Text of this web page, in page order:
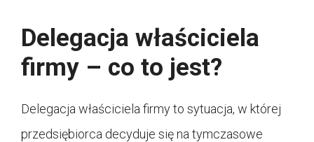
Delegacja właściciela
firmy – co to jest?
Delegacja właściciela firmy to sytuacja, w której
przedsiębiorca decyduje się na tymczasowe